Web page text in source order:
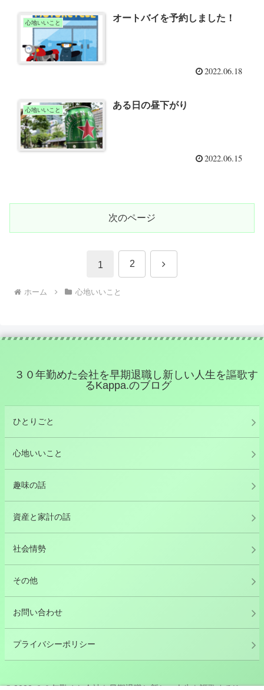
心地いいこと オートバイを予約しました！
2022.06.18
心地いいこと ある日の昼下がり
2022.06.15
次のページ
1 2 次
ホーム 心地いいこと
３０年勤めた会社を早期退職し新しい人生を謳歌す
るKappa.のブログ
ひとりごと
心地いいこと
趣味の話
資産と家計の話
社会情勢
その他
お問い合わせ
プライバシーポリシー